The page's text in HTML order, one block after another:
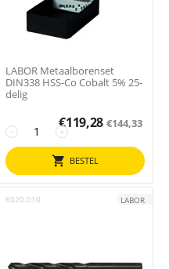
LABOR Metaalborenset
DIN338 HSS-Co Cobalt 5% 25-
delig
+
−
€119,28 €144,33
BESTEL
6020.010 LABOR